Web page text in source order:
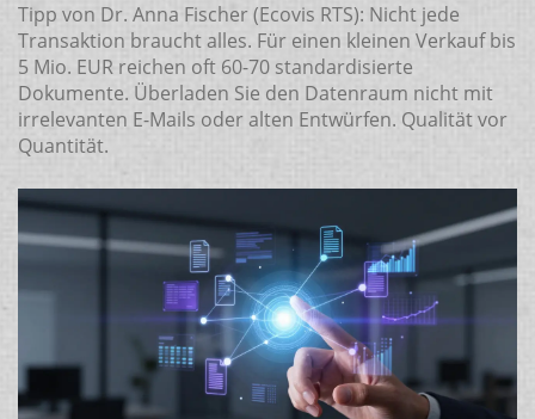
Tipp von Dr. Anna Fischer (Ecovis RTS): Nicht jede
Transaktion braucht alles. Für einen kleinen Verkauf bis
5 Mio. EUR reichen oft 60-70 standardisierte
Dokumente. Überladen Sie den Datenraum nicht mit
irrelevanten E-Mails oder alten Entwürfen. Qualität vor
Quantität.